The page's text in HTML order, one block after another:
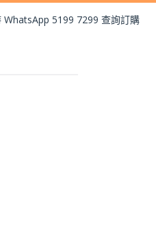
WhatsApp 5199 7299 查詢訂購